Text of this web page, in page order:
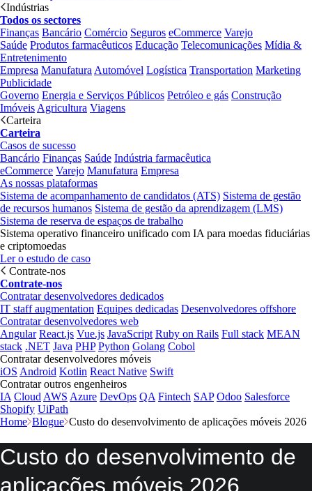
Indústrias
Todos os sectores
Finanças Bancário Comércio Seguros eCommerce Varejo
Saúde Produtos farmacêuticos Educação Telecomunicações Mídia &
Entretenimento
Empresa Manufatura Automóvel Logística Transportation Marketing
Publicidade
Governo Energia e Serviços Públicos Petróleo e gás Construção
Imóveis Agricultura Viagens
Carteira
Carteira
Casos de sucesso
Bancário Finanças Saúde Indústria farmacêutica
eCommerce Varejo Manufatura Empresa
As nossas plataformas
Sistema de acompanhamento de candidatos (ATS) Sistema de gestão
de recursos humanos Sistema de gestão da aprendizagem (LMS)
Sistema de reserva de espaços de trabalho
Sistema operativo financeiro unificado com IA para moedas fiduciárias
e criptomoedas
Ler o estudo de caso
Contrate-nos
Contrate-nos
Contratar desenvolvedores dedicados
IT staff augmentation Equipes dedicadas Desenvolvedores offshore
Contratar desenvolvedores web
Angular React.js Vue.js JavaScript Ruby on Rails Full stack MEAN
stack .NET Java PHP Python Golang Cobol
Contratar desenvolvedores móveis
iOS Android Kotlin React Native Swift
Contratar outros engenheiros
IA Cloud AWS Azure DevOps QA Fintech SAP Odoo Salesforce
Shopify UiPath
Home Blogue Custo do desenvolvimento de aplicações móveis 2026
Custo do desenvolvimento de
aplicações móveis 2026